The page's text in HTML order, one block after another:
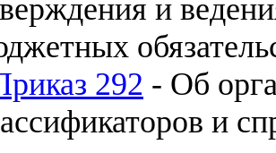
и
292 - Об
и